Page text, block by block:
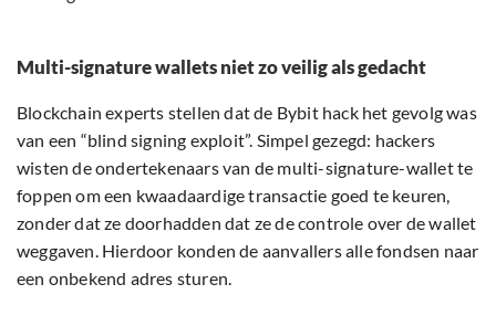
Multi-signature wallets niet zo veilig als gedacht
Blockchain experts stellen dat de Bybit hack het gevolg was
van een “blind signing exploit”. Simpel gezegd: hackers
wisten de ondertekenaars van de multi-signature-wallet te
foppen om een kwaadaardige transactie goed te keuren,
zonder dat ze doorhadden dat ze de controle over de wallet
weggaven. Hierdoor konden de aanvallers alle fondsen naar
een onbekend adres sturen.